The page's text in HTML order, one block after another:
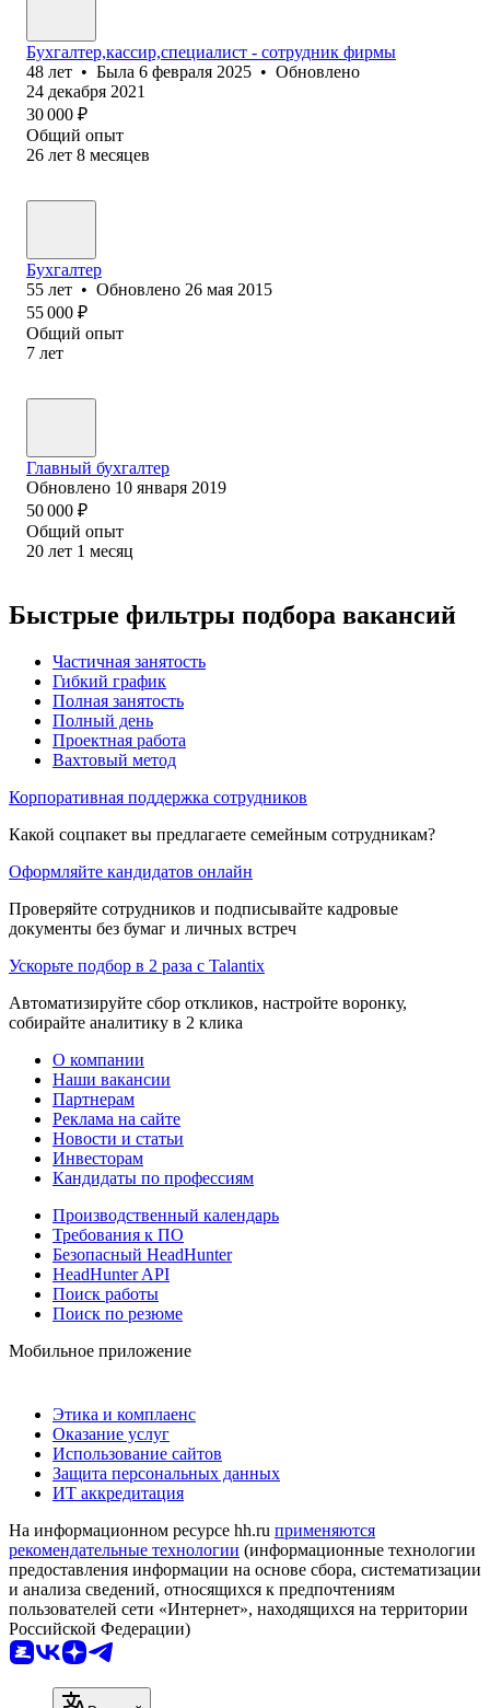
Бухгалтер,кассир,специалист - сотрудник фирмы
48 лет • Была 6 февраля 2025 • Обновлено
24 декабря 2021
30 000 ₽
Общий опыт
26 лет 8 месяцев
Бухгалтер
55 лет • Обновлено 26 мая 2015
55 000 ₽
Общий опыт
7 лет
Главный бухгалтер
Обновлено 10 января 2019
50 000 ₽
Общий опыт
20 лет 1 месяц
Быстрые фильтры подбора вакансий
Частичная занятость
Гибкий график
Полная занятость
Полный день
Проектная работа
Вахтовый метод
Корпоративная поддержка сотрудников
Какой соцпакет вы предлагаете семейным сотрудникам?
Оформляйте кандидатов онлайн
Проверяйте сотрудников и подписывайте кадровые
документы без бумаг и личных встреч
Ускорьте подбор в 2 раза с Talantix
Автоматизируйте сбор откликов, настройте воронку,
собирайте аналитику в 2 клика
О компании
Наши вакансии
Партнерам
Реклама на сайте
Новости и статьи
Инвесторам
Кандидаты по профессиям
Производственный календарь
Требования к ПО
Безопасный HeadHunter
HeadHunter API
Поиск работы
Поиск по резюме
Мобильное приложение
Этика и комплаенс
Оказание услуг
Использование сайтов
Защита персональных данных
ИТ аккредитация
На информационном ресурсе hh.ru применяются
рекомендательные технологии (информационные технологии
предоставления информации на основе сбора, систематизации
и анализа сведений, относящихся к предпочтениям
пользователей сети «Интернет», находящихся на территории
Российской Федерации)